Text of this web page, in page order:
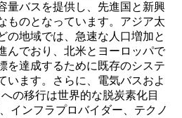
量バスを提供し、先進国と新興
ものとなっています。アジア太
の地域では、急速な人口増加と
んでおり、北米とヨーロッパで
を達成するために既存のシステ
います。さらに、電気バスおよ
の移行は世界的な脱炭素化目
インフラプロバイダー、テクノ